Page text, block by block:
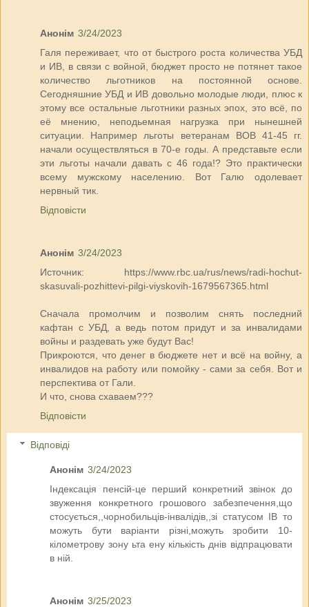
Анонім 3/24/2023
Галя переживает, что от быстрого роста количества УБД
и ИВ, в связи с войной, бюджет просто не потянет такое
количество льготников на постоянной основе.
Сегодняшние УБД и ИВ довольно молодые люди, плюс к
этому все остальные льготники разных эпох, это всё, по
её мнению, неподьемная нагрузка при нынешней
ситуации. Например льготы ветеранам ВОВ 41-45 гг.
начали осуществляться в 70-е годы. А представьте если
эти льготы начали давать с 46 года!? Это практически
всему мужскому населению. Вот Галю одолевает
нервный тик.
Відповісти
Анонім 3/24/2023
Источник: https://www.rbc.ua/rus/news/radi-hochut-
skasuvali-pozhittevi-pilgi-viyskovih-1679567365.html
Сначала промолчим и позволим снять последний
кафтан с УБД, а ведь потом придут и за инвалидами
войны и раздевать уже будут Вас!
Прикроются, что денег в бюджете нет и всё на войну, а
инвалидов на работу или помойку - сами за себя. Вот и
перспектива от Гали.
И что, снова схаваем???
Відповісти
Відповіді
Анонім 3/24/2023
Індексація пенсій-це перший конкретний звінок до
звуження конкретного грошового забезпечення,що
стосується,,чорнобильців-інвалідів,,зі статусом ІВ то
можуть бути варіанти різні,можуть зробити 10-
кілометрову зону ьта ену кількість днів відпрацювати
в ній.
Анонім 3/25/2023